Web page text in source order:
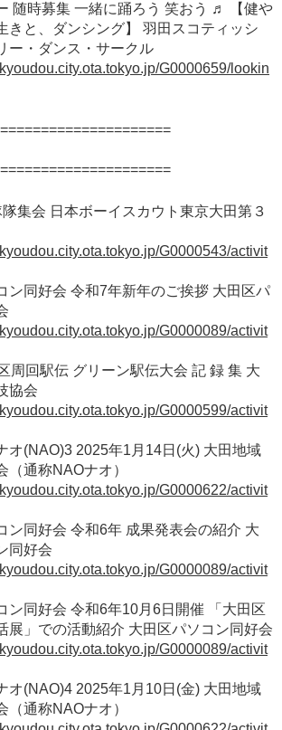
随時募集 一緒に踊ろう 笑おう ♬ 【健や
きと、ダンシング】 羽田スコティッシ
ー・ダンス・サークル
G0000659/lookin
集会 日本ボーイスカウト東京大田第３
G0000543/activit
ン同好会 令和7年新年のご挨拶 大田区パ
G0000089/activit
周回駅伝 グリーン駅伝大会 記 録 集 大
協会
G0000599/activit
オ(NAO)3 2025年1月14日(火) 大田地域
（通称NAOナオ）
G0000622/activit
ン同好会 令和6年 成果発表会の紹介 大
同好会
G0000089/activit
ン同好会 令和6年10月6日開催 「大田区
展」での活動紹介 大田区パソコン同好会
G0000089/activit
オ(NAO)4 2025年1月10日(金) 大田地域
（通称NAOナオ）